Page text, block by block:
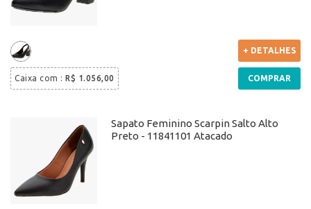
Caixa com : R$ 1.056,00
+ DETALHES
COMPRAR
Sapato Feminino Scarpin Salto Alto
Preto - 11841101 Atacado